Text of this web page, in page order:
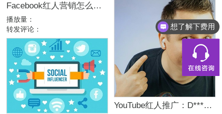
Facebook红人营销怎么做？看这一篇就够了！
播放量：
转发评论：
YouTube红人推广：D***k｜美国 科技
想了解下费用